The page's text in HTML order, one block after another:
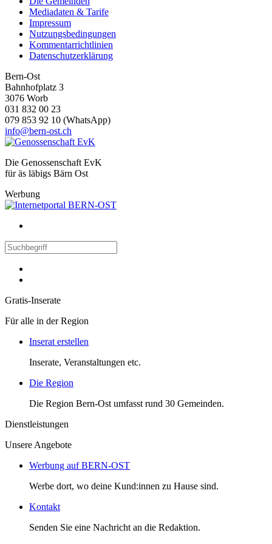
soziale Medien, Werbung und Analysen weiter. Unsere
Partner führen diese Informationen möglicherweise mit
weiteren Daten zusammen, die Sie ihnen bereitgestellt
haben oder die sie im Rahmen Ihrer Nutzung der Dienste
gesammelt haben.
Mediadaten & Tarife
Impressum
Nutzungsbedingungen
Kommentarrichtlinien
Datenschutzerklärung
Bern-Ost
Bahnhofplatz 3
3076 Worb
031 832 00 23
079 853 92 10 (WhatsApp)
info@bern-ost.ch
Die Genossenschaft EvK
für äs läbigs Bärn Ost
Werbung
Gratis-Inserate
Für alle in der Region
Inserat erstellen
Inserate, Veranstaltungen etc.
Die Region
Die Region Bern-Ost umfasst rund 30 Gemeinden.
Dienstleistungen
Unsere Angebote
Werbung auf BERN-OST
Werbe dort, wo deine Kund:innen zu Hause sind.
Kontakt
Senden Sie eine Nachricht an die Redaktion.